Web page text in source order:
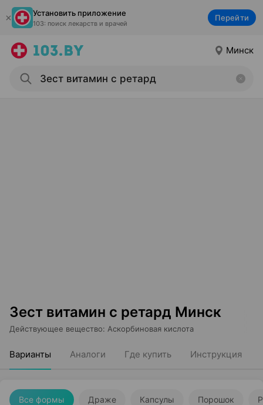
Установить приложение
103: поиск лекарств и врачей
Перейти
Минск
Зест витамин с ретард Минск
Действующее вещество: Аскорбиновая кислота
Варианты Аналоги Где купить Инструкция
Все формы Драже Капсулы Порошок